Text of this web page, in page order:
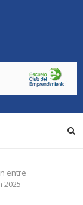
entre
2025